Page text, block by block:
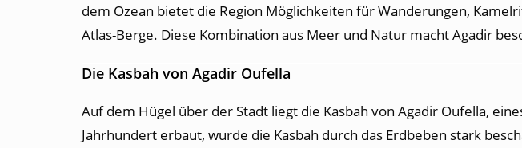
dem Ozean bietet die Region Möglichkeiten für Wanderungen,
Atlas-Berge. Diese Kombination aus Meer und Natur macht Agadir
Die Kasbah von Agadir Oufella
Auf dem Hügel über der Stadt liegt die Kasbah von Agadir Oufella,
Jahrhundert erbaut, wurde die Kasbah durch das Erdbeben stark